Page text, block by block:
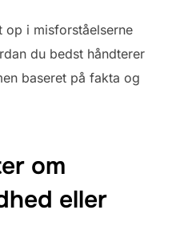
i misforståelserne
du bedst håndterer
baseret på fakta og
om
eller